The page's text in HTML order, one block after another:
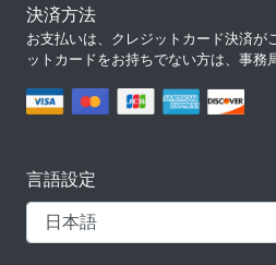
決済方法
お支払いは、クレジットカード決済が
ットカードをお持ちでない方は、事務
言語設定